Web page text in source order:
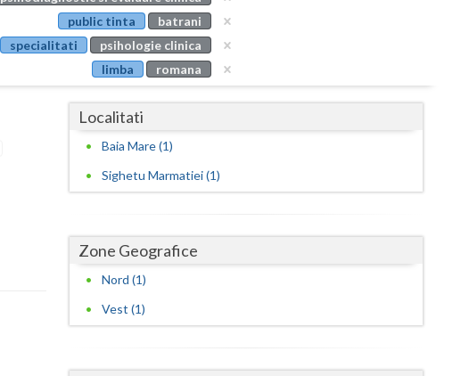
Buzau
Calarasi
Caras-Severin
Covasna
Giurgiu
Gorj
public tinta
batrani
specialitati
psihologie clinica
limba
romana
Localitati
Baia Mare (1)
Sighetu Marmatiei (1)
Zone Geografice
Nord (1)
Vest (1)